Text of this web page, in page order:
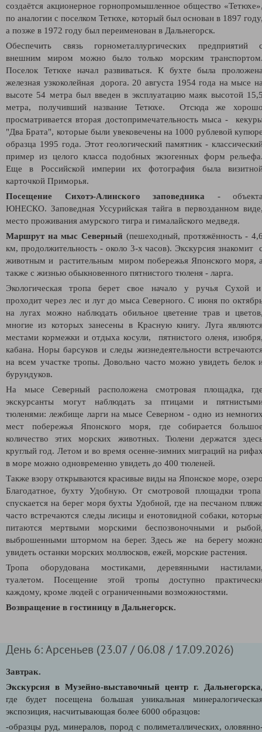
создаётся акционерное горнопромышленное общество
по аналогии с поселком Тетюхе, который был основан в 1897
а позже в 1972 году был переименован в Дальнегорск.
Обеспечить связь горнометаллургических предприятий
внешним миром можно было только морским
Поселок Тетюхе начал развиваться. К бухте была
железная узкоколейная дорога. 20 августа 1954 года на мысе
высоте 54 метра был введен в эксплуатацию маяк высотой
метра, получивший название Тетюхе. Отсюда же
просматривается вторая достопримечательность мыса -
"Два Брата", которые были увековечены на 1000 рублевой
образца 1995 года. Этот геологический памятник -
пример из целого класса подобных экзогенных форм
Еще в Российской империи их фотография была
карточкой Приморья.
Посещение Сихотэ-Алинского заповедника -
ЮНЕСКО. Заповедная Уссурийская тайга в первозданном
место проживания амурского тигра и гималайского медведя.
Маршрут на мыс Северный (пешеходный, протяжённость -
км, продолжительность - около 3-х часов). Экскурсия знакомит
животным и растительным миром побережья Японского моря,
также с жизнью обыкновенного пятнистого тюленя - ларга.
Экологическая тропа берет свое начало у ручья Сухой
проходит через лес и луг до мыса Северного. С июня по
на лугах можно наблюдать обильное цветение трав и
многие из которых занесены в Красную книгу. Луга
местами кормежки и отдыха косули, пятнистого оленя,
кабана. Норы барсуков и следы жизнедеятельности
на всем участке тропы. Довольно часто можно увидеть белок
бурундуков.
На мысе Северный расположена смотровая площадка,
экскурсанты могут наблюдать за птицами и
тюленями: лежбище ларги на мысе Северном - одно из
мест побережья Японского моря, где собирается
количество этих морских животных. Тюлени держатся
круглый год. Летом и во время осенне-зимних миграций на
в море можно одновременно увидеть до 400 тюленей.
Также взору открываются красивые виды на Японское море,
Благодатное, бухту Удобную. От смотровой площадки
спускается на берег моря бухты Удобной, где на песчаном
часто встречаются следы лисицы и енотовидной собаки,
питаются мертвыми морскими беспозвоночными и
выброшенными штормом на берег. Здесь же на берегу
увидеть останки морских моллюсков, ежей, морские растения.
Тропа оборудована мостиками, деревянными
туалетом. Посещение этой тропы доступно
каждому, кроме людей с ограниченными возможностями.
Возвращение в гостиницу в Дальнегорск.
День 6: Арсеньев (23.07 / 06.08 / 17.09.2026)
Завтрак.
Экскурсия в Музейно-выставочный центр г.
где будет посещена большая уникальная
экспозиция, насчитывающая более 6000 образцов:
-образцы руд, минералов, пород с полиметаллических,